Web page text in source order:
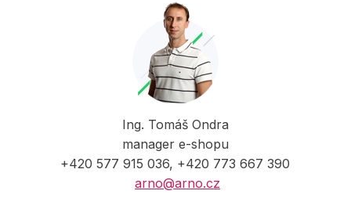
Ing. Tomáš Ondra
manager e-shopu
+420 577 915 036, +420 773 667 390
arno@arno.cz